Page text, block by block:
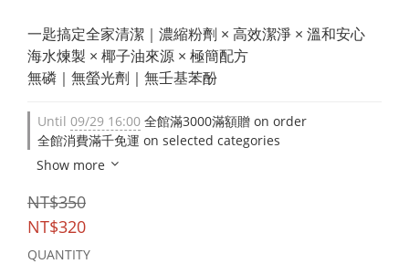
一匙搞定全家清潔｜濃縮粉劑 × 高效潔淨 × 溫和安心
海水煉製 × 椰子油來源 × 極簡配方
無磷｜無螢光劑｜無壬基苯酚
Until 09/29 16:00 全館滿3000滿額贈 on order
全館消費滿千免運 on selected categories
Show more
NT$350
NT$320
QUANTITY